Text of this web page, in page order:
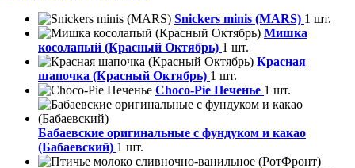
Snickers minis (MARS) 1 шт.
Мишка
косолапый (Красный Октябрь) 1 шт.
Красная
шапочка (Красный Октябрь) 1 шт.
Choco-Pie Печенье 1 шт.
Бабаевские оригинальные с фундуком и какао
(Бабаевский) 1 шт.